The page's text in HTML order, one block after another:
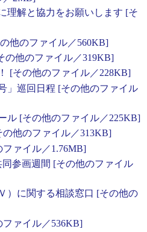
理解と協力をお願いします [そ
他のファイル／560KB]
の他のファイル／319KB]
[その他のファイル／228KB]
」巡回日程 [その他のファイル
ル [その他のファイル／225KB]
他のファイル／313KB]
ァイル／1.76MB]
参画週間 [その他のファイル
）に関する相談窓口 [その他の
ァイル／536KB]